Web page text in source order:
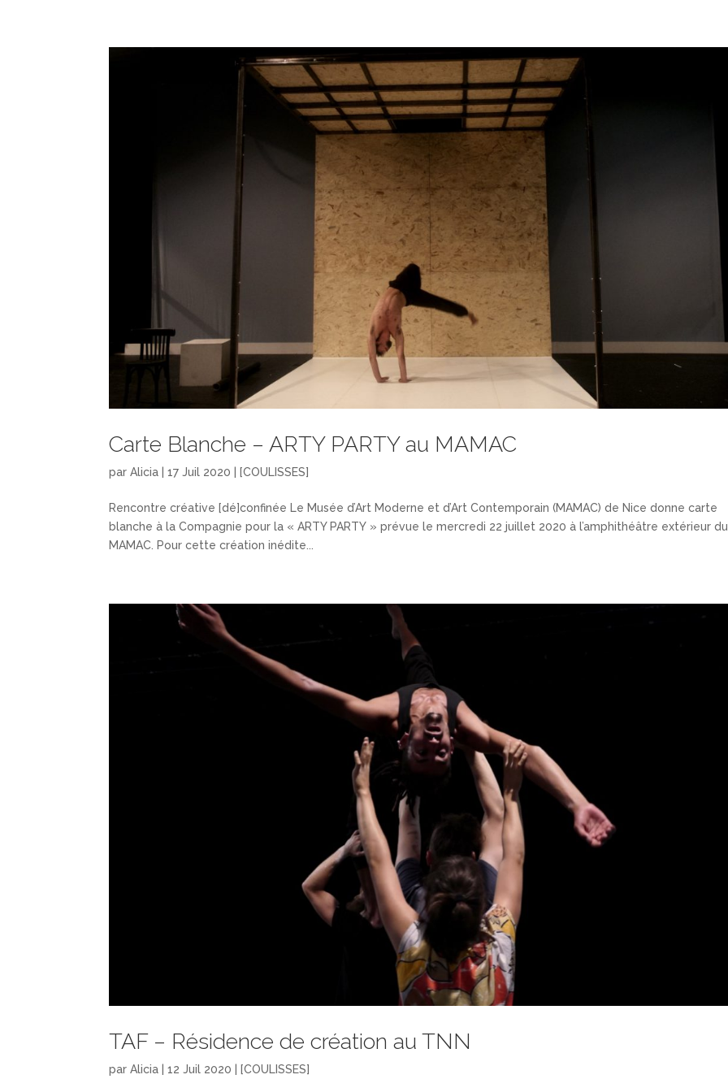
Carte Blanche – ARTY PARTY au MAMAC
parAlicia |17 Juil 2020 [COULISSES]
Rencontre créative [dé]confinée Le Musée d’Art Moderne et d’Art Contemporain (MAMAC) de Nice donne carte
blanche à la Compagnie pour la « ARTY PARTY » prévue le mercredi 22 juillet 2020 à l’amphithéâtre extérieur du
MAMAC. Pour cette création inédite...
TAF – Résidence de création au TNN
parAlicia |12 Juil 2020 [COULISSES]